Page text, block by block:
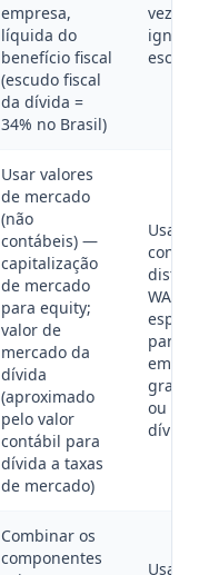
empresa,
líquida do
benefício fiscal
(escudo fiscal
da dívida =
34% no Brasil)
vez
Usar valores
de mercado
(não
contábeis) —
capitalização
de mercado
para equity;
valor de
mercado da
dívida
(aproximado
pelo valor
contábil para
dívida a taxas
de mercado)
Usar
WACC,
para
ou
dívida
Combinar os
componentes
Usar